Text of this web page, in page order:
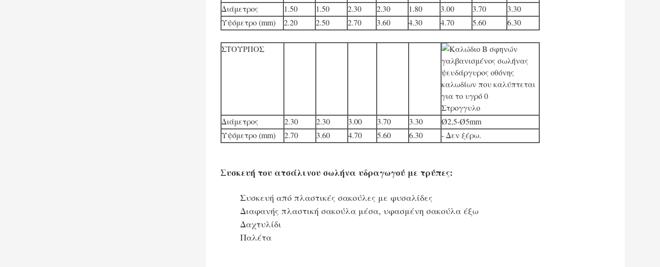
Διάμετρος
1.50 1.50 2.30 2.30 1.80 3.00 3.70
3.30
Υψόμετρο (mm)
2.20 2.50 2.70 3.60 4.30 4.70 5.60 6.30
ΣΤΟΥΡΠΟΣ
Στρογγυλο
Διάμετρος
2.30 2.30 3.00 3.70 3.30
Ø2,5-Ø5mm
Υψόμετρο (mm)
2.70 3.60 4.70 5.60 6.30 - Δεν ξέρω.
Συσκευή του ατσάλινου σωλήνα υδραγωγού με τρύπες:
Συσκευή από πλαστικές σακούλες με φυσαλίδες
Διαφανής πλαστική σακούλα μέσα, υφασμένη σακούλα έξω
Δαχτυλίδι
Παλέτα